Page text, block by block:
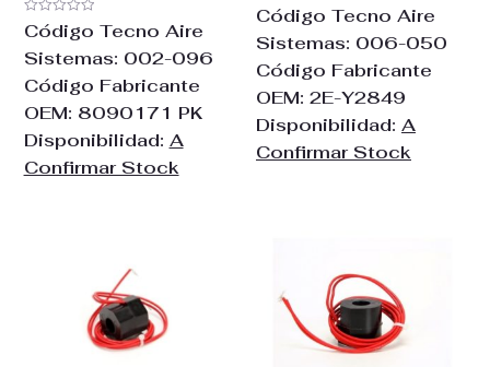
Valorado
con
0
de
Código Tecno Aire
Sistemas: 002-096
Código Fabricante
OEM: 8090171 PK
Disponibilidad: A
Confirmar Stock
Valorado
con
0
de
Código Tecno Aire
Sistemas: 006-050
Código Fabricante
OEM: 2E-Y2849
Disponibilidad: A
Confirmar Stock